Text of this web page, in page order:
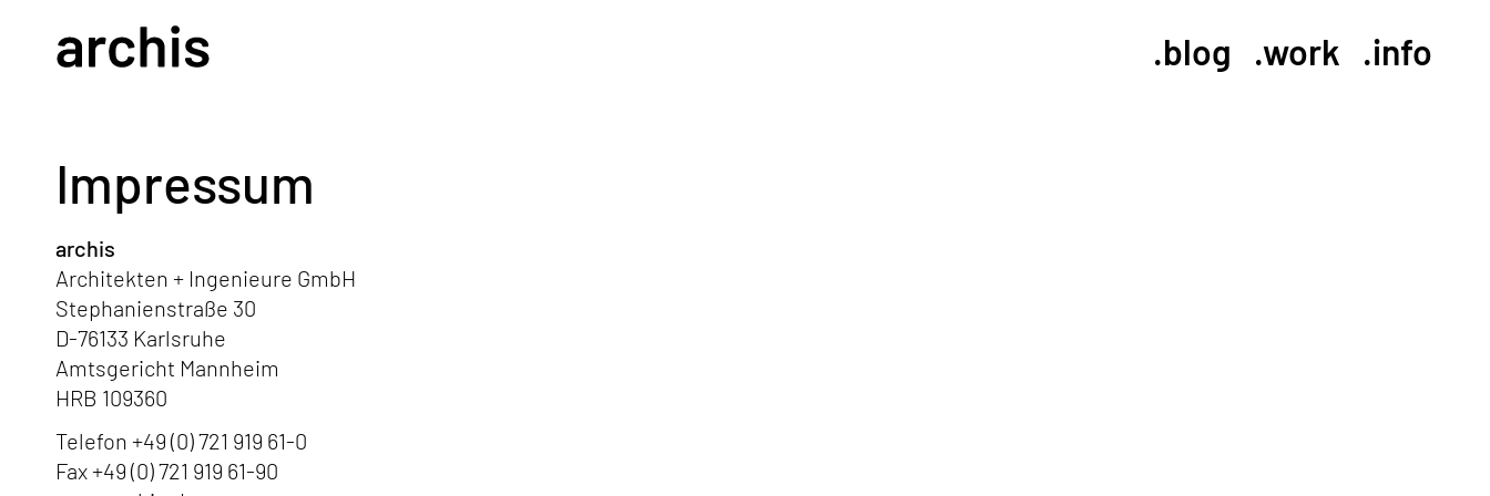
.blog .work .info
Impressum
archis
Architekten + Ingenieure GmbH
Stephanienstraße 30
D-76133 Karlsruhe
Amtsgericht Mannheim
HRB 109360
Telefon +49 (0) 721 919 61-0
Fax +49 (0) 721 919 61-90